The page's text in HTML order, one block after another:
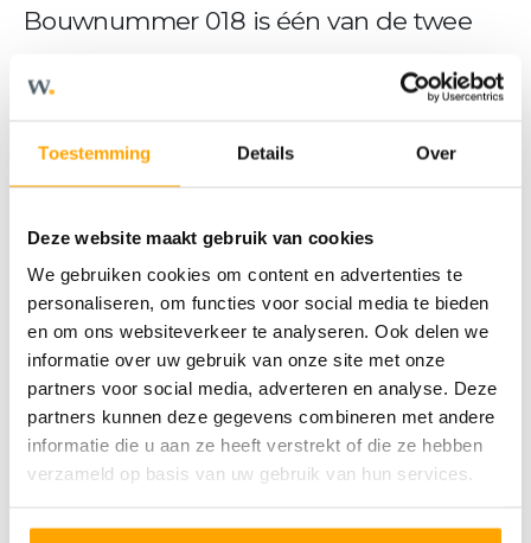
Toestemming Details Over
Deze website maakt gebruik van cookies
We gebruiken cookies om content en advertenties te
personaliseren, om functies voor social media te bieden
en om ons websiteverkeer te analyseren. Ook delen we
informatie over uw gebruik van onze site met onze
partners voor social media, adverteren en analyse. Deze
partners kunnen deze gegevens combineren met andere
informatie die u aan ze heeft verstrekt of die ze hebben
verzameld op basis van uw gebruik van hun services.
Bouwnummer 018 is één van de twee
patiowoningen in Eikenbosch. De
woning heeft een dwarskap met mooie
grote dakoverstekken. Standaard heeft
en bijna over de gehele breedte een
stoere luifel. Parkeren kan op eigen
terrein. Er is plaats voor 2 auto’s. Plus het
het complete woonprogramma op de
begane grond maakt dat je met deze
woning volledig bent voorbereid op de